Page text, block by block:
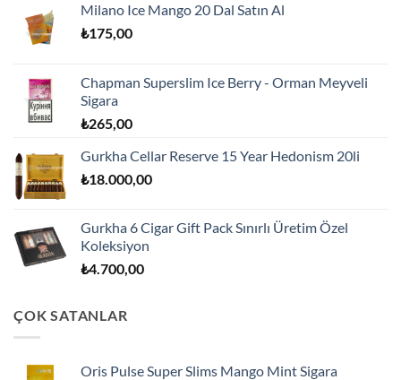
Milano Ice Mango 20 Dal Satın Al
₺175,00
Chapman Superslim Ice Berry - Orman Meyveli
Sigara
₺265,00
Gurkha Cellar Reserve 15 Year Hedonism 20li
₺18.000,00
Gurkha 6 Cigar Gift Pack Sınırlı Üretim Özel
Koleksiyon
₺4.700,00
ÇOK SATANLAR
Oris Pulse Super Slims Mango Mint Sigara